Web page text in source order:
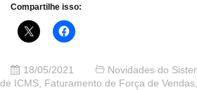
Compartilhe isso:
18/05/2021 Novidades do
de ICMS Faturamento de Força de Vendas